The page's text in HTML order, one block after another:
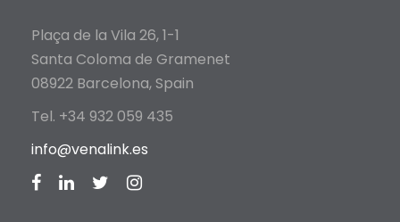
Plaça de la Vila 26, 1-1
Santa Coloma de Gramenet
08922 Barcelona, Spain
Tel. +34 932 059 435
info@venalink.es